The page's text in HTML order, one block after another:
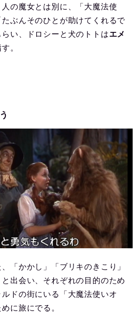
の魔女とは別に、「大魔法使
ぶんそのひとが助けてくれるで
い、ドロシーと犬のトトはエメ
。
「かかし」「ブリキのきこり」
と出会い、それぞれの目的のため
ドの街にいる「大魔法使いオ
に旅にでる。